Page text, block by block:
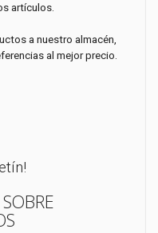
artículos.
a nuestro almacén,
al mejor precio.